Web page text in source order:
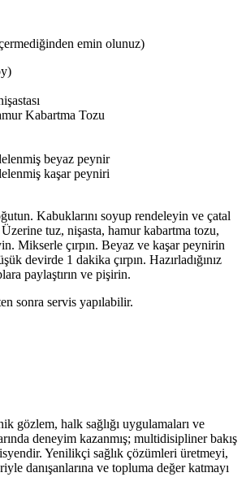
emin olunuz)
Kabartma Tozu
beyaz peynir
kaşar peyniri
Kabuklarını soyup rendeleyin ve çatal
tuz, nişasta, hamur kabartma tozu,
Mikserle çırpın. Beyaz ve kaşar peynirin
devirde 1 dakika çırpın. Hazırladığınız
paylaştırın ve pişirin.
sonra servis yapılabilir.
gözlem, halk sağlığı uygulamaları ve
deneyim kazanmış; multidisipliner bakış
Yenilikçi sağlık çözümleri üretmeyi,
danışanlarına ve topluma değer katmayı